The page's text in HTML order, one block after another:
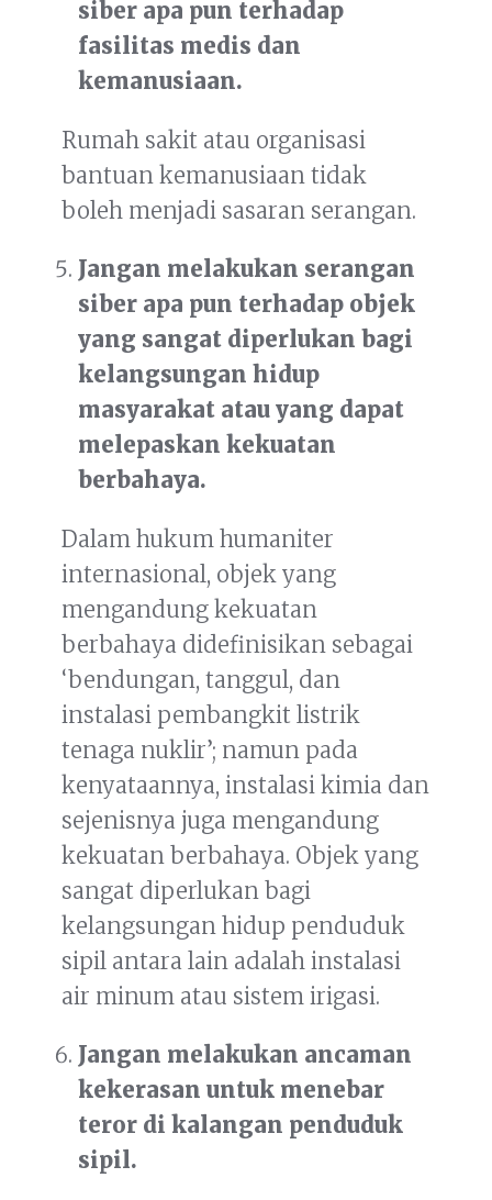
siber apa pun terhadap
fasilitas medis dan
kemanusiaan.
Rumah sakit atau organisasi
bantuan kemanusiaan tidak
boleh menjadi sasaran serangan.
Jangan melakukan serangan
siber apa pun terhadap objek
yang sangat diperlukan bagi
kelangsungan hidup
masyarakat atau yang dapat
melepaskan kekuatan
berbahaya.
Dalam hukum humaniter
internasional, objek yang
mengandung kekuatan
berbahaya didefinisikan sebagai
‘bendungan, tanggul, dan
instalasi pembangkit listrik
tenaga nuklir’; namun pada
kenyataannya, instalasi kimia dan
sejenisnya juga mengandung
kekuatan berbahaya. Objek yang
sangat diperlukan bagi
kelangsungan hidup penduduk
sipil antara lain adalah instalasi
air minum atau sistem irigasi.
Jangan melakukan ancaman
kekerasan untuk menebar
teror di kalangan penduduk
sipil.